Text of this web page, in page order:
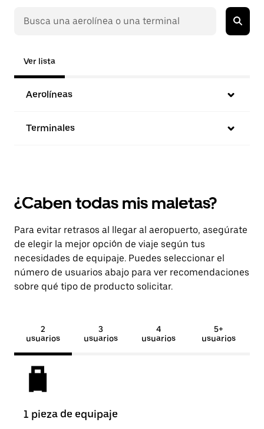
Ver lista
Aerolíneas
Terminales
¿Caben todas mis maletas?
Para evitar retrasos al llegar al aeropuerto, asegúrate
de elegir la mejor opción de viaje según tus
necesidades de equipaje. Puedes seleccionar el
número de usuarios abajo para ver recomendaciones
sobre qué tipo de producto solicitar.
2
usuarios
3
usuarios
4
usuarios
5+
usuarios
1 pieza de equipaje